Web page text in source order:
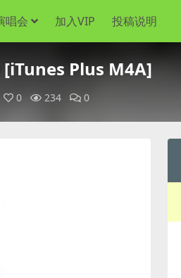
唱会 加入VIP 投稿说明
[iTunes Plus M4A]
0 234 0